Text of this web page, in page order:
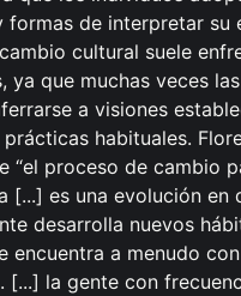
formas de interpretar su
cultural suele
ya que muchas veces
a visiones
habituales.
“el proceso de cambio
[...] es una evolución en
desarrolla nuevos
encuentra a menudo
[...] la gente con